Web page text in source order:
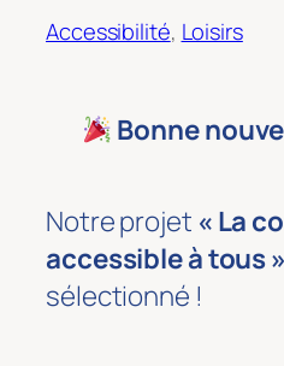
Accessibilité, Loisirs
Bonne
Notre projet « La
accessible à tous »
sélectionné !